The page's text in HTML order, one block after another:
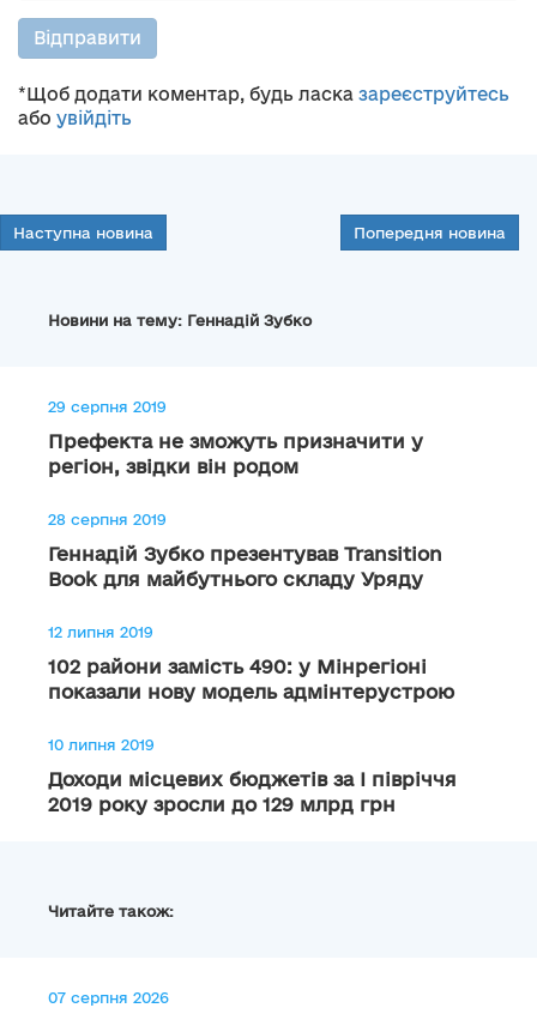
Відправити
*Щоб додати коментар, будь ласка зареєструйтесь
або увійдіть
Наступна новина Попередня новина
Новини на тему: Геннадій Зубко
29 серпня 2019
Префекта не зможуть призначити у
регіон, звідки він родом
28 серпня 2019
Геннадій Зубко презентував Transition
Book для майбутнього складу Уряду
12 липня 2019
102 райони замість 490: у Мінрегіоні
показали нову модель адмінтерустрою
10 липня 2019
Доходи місцевих бюджетів за І півріччя
2019 року зросли до 129 млрд грн
Читайте також:
07 серпня 2026